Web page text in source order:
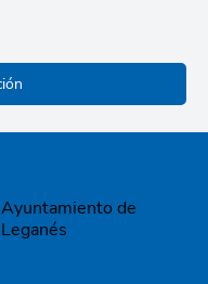
Ayuntamiento de
Leganés